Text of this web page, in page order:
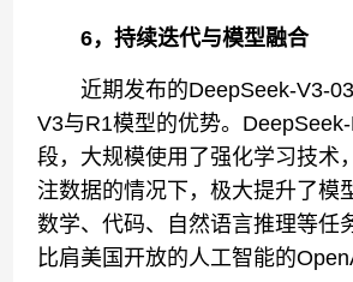
6，持续迭代与模型融合
近期发布的DeepSeek-V3-
V3与R1模型的优势。
段，大规模使用了强化学习技术
注数据的情况下，极大提升了模
数学、代码、自然语言推理等任
比肩美国开放的人工智能的